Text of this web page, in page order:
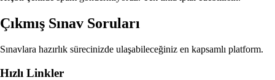
Çıkmış Sınav Soruları
Sınavlara hazırlık sürecinizde ulaşabileceğiniz en kapsamlı platform.
Hızlı Linkler